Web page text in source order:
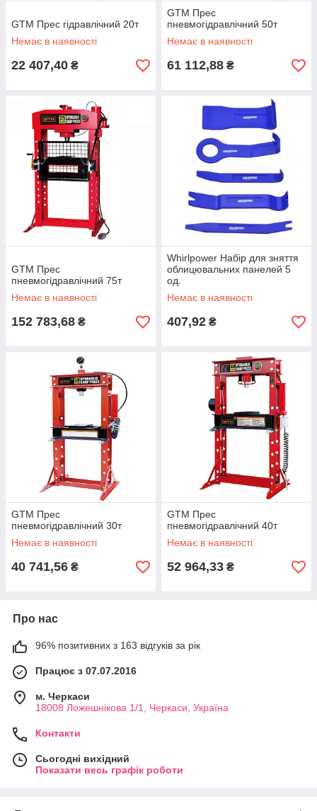
GTM Прес гідравлічний 20т
Немає в наявності
22 407,40 ₴
GTM Прес
пневмогідравлічний 50т
Немає в наявності
61 112,88 ₴
GTM Прес
пнeвмoгідpaвлічний 75т
Немає в наявності
152 783,68 ₴
Whirlpower Набір для зняття
облицювальних панелей 5
од.
Немає в наявності
407,92 ₴
GTM Прес
пневмогідравлічний 30т
Немає в наявності
40 741,56 ₴
GTM Прес
пневмогідравлічний 40т
Немає в наявності
52 964,33 ₴
Про нас
96% позитивних з 163 відгуків за рік
Працює з 07.07.2016
м. Черкаси
18008 Ложешнікова 1/1, Черкаси, Україна
Контакти
Сьогодні вихідний
Показати весь графік роботи